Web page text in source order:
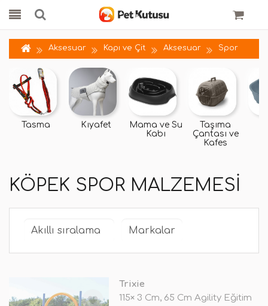
Aksesuar Kapı ve Çit Aksesuar Spor
Tasma Kıyafet
Mama ve Su
Kabı
Taşıma
Çantası ve
Kafes
KÖPEK SPOR MALZEMESI
Trixie
115× 3 Cm, 65 Cm Agility Eğitim